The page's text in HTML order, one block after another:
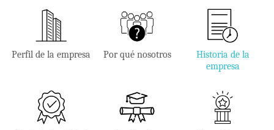
Perfil de la empresa Por qué nosotros
Historia de la
empresa